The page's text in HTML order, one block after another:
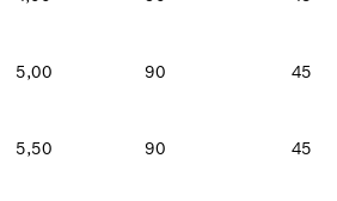
5,00 90 45
5,50 90 45